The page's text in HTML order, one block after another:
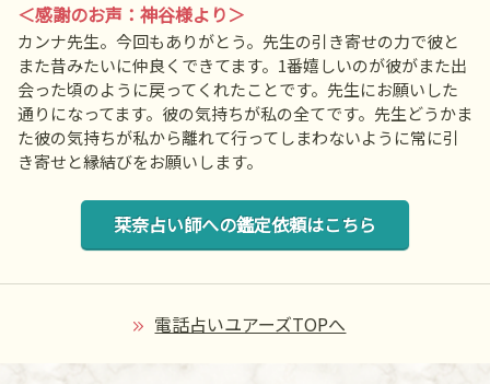
＜感謝のお声：神谷様より＞
カンナ先生。今回もありがとう。先生の引き寄せの力で彼と
また昔みたいに仲良くできてます。1番嬉しいのが彼がまた出
会った頃のように戻ってくれたことです。先生にお願いした
通りになってます。彼の気持ちが私の全てです。先生どうかま
た彼の気持ちが私から離れて行ってしまわないように常に引
き寄せと縁結びをお願いします。
栞奈占い師への鑑定依頼はこちら
電話占いユアーズTOPへ